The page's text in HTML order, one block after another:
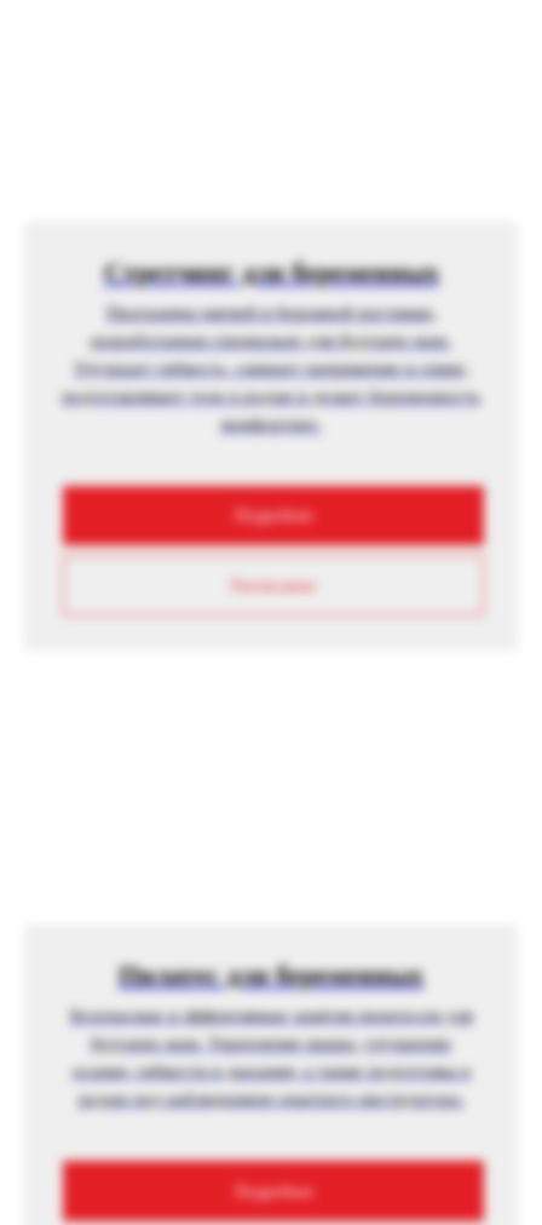
Стретчинг для беременных
Программа мягкой и бережной растяжки,
разработанная специально для будущих мам.
Улучшает гибкость, снимает напряжение в спине,
подготавливает тело к родам и делает беременность
комфортнее.
Подробнее
Расписание
Пилатес для беременных
Безопасные и эффективные занятия пилатесом для
будущих мам. Укрепление мышц, улучшение
осанки, гибкости и дыхания, а также подготовка к
родам под наблюдением опытного инструктора.
Подробнее